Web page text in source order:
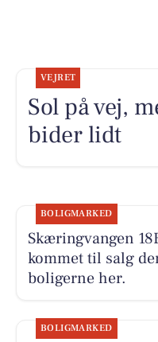
VEJRET
Sol på vej,
bider lidt
BOLIGMARKED
Skæringvangen
kommet til salg
boligerne her.
BOLIGMARKED